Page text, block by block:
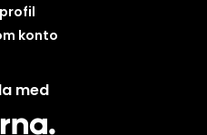
konto
med